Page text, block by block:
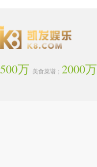
500万 美食菜谱； 2000万